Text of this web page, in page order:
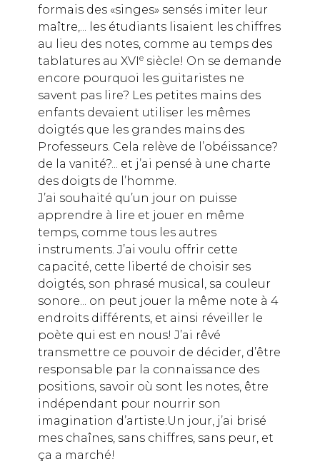
formais des «singes» sensés imiter leur
maître,... les étudiants lisaient les chiffres
au lieu des notes, comme au temps des
tablatures au XVIe siècle! On se demande
encore pourquoi les guitaristes ne
savent pas lire? Les petites mains des
enfants devaient utiliser les mêmes
doigtés que les grandes mains des
Professeurs. Cela relève de l’obéissance?
de la vanité?... et j’ai pensé à une charte
des doigts de l’homme.
J’ai souhaité qu’un jour on puisse
apprendre à lire et jouer en même
temps, comme tous les autres
instruments. J’ai voulu offrir cette
capacité, cette liberté de choisir ses
doigtés, son phrasé musical, sa couleur
sonore... on peut jouer la même note à 4
endroits différents, et ainsi réveiller le
poète qui est en nous! J’ai rêvé
transmettre ce pouvoir de décider, d’être
responsable par la connaissance des
positions, savoir où sont les notes, être
indépendant pour nourrir son
imagination d’artiste.Un jour, j’ai brisé
mes chaînes, sans chiffres, sans peur, et
ça a marché!